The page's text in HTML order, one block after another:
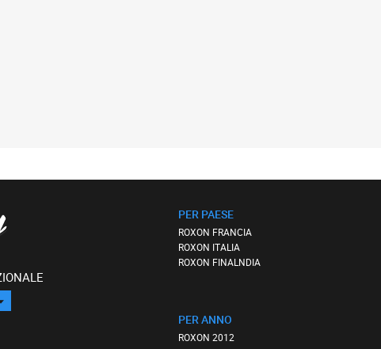
PER PAESE
ROXON FRANCIA
ROXON ITALIA
ROXON FINALNDIA
PER ANNO
ROXON 2012